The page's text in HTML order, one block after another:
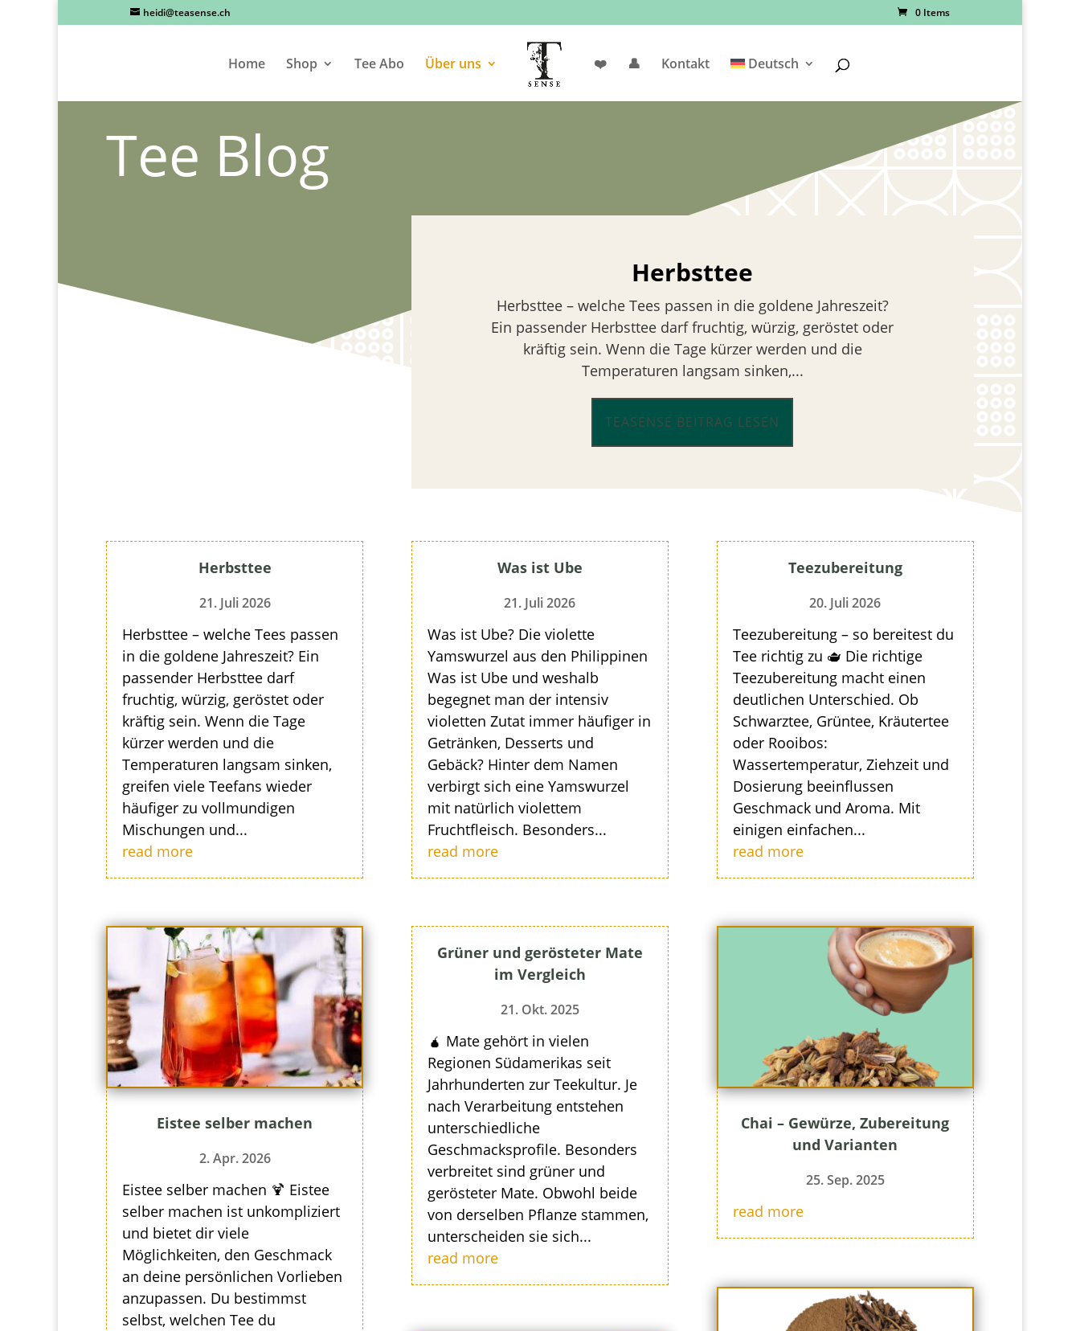
heidi@teasense.ch 0 Items
Home Shop Tee Abo Über uns ❤️ 👤 Kontakt Deutsch
Products
Tee Blog
Herbsttee
Herbsttee – welche Tees passen in die goldene Jahreszeit?
Ein passender Herbsttee darf fruchtig, würzig, geröstet oder
kräftig sein. Wenn die Tage kürzer werden und die
Temperaturen langsam sinken,...
TEASENSE BEITRAG LESEN
Herbsttee
21. Juli 2026
Herbsttee – welche Tees passen
in die goldene Jahreszeit? Ein
passender Herbsttee darf
fruchtig, würzig, geröstet oder
kräftig sein. Wenn die Tage
kürzer werden und die
Temperaturen langsam sinken,
greifen viele Teefans wieder
häufiger zu vollmundigen
Mischungen und...
read more
Eistee selber machen
2. Apr. 2026
Eistee selber machen 🍹 Eistee
selber machen ist unkompliziert
und bietet dir viele
Möglichkeiten, den Geschmack
an deine persönlichen Vorlieben
anzupassen. Du bestimmst
selbst, welchen Tee du
Was ist Ube
21. Juli 2026
Was ist Ube? Die violette
Yamswurzel aus den Philippinen
Was ist Ube und weshalb
begegnet man der intensiv
violetten Zutat immer häufiger in
Getränken, Desserts und
Gebäck? Hinter dem Namen
verbirgt sich eine Yamswurzel
mit natürlich violettem
Fruchtfleisch. Besonders...
read more
Grüner und gerösteter Mate
im Vergleich
21. Okt. 2025
🧉 Mate gehört in vielen
Regionen Südamerikas seit
Jahrhunderten zur Teekultur. Je
nach Verarbeitung entstehen
unterschiedliche
Geschmacksprofile. Besonders
verbreitet sind grüner und
gerösteter Mate. Obwohl beide
von derselben Pflanze stammen,
unterscheiden sie sich...
read more
Teezubereitung
20. Juli 2026
Teezubereitung – so bereitest du
Tee richtig zu 🫖 Die richtige
Teezubereitung macht einen
deutlichen Unterschied. Ob
Schwarztee, Grüntee, Kräutertee
oder Rooibos:
Wassertemperatur, Ziehzeit und
Dosierung beeinflussen
Geschmack und Aroma. Mit
einigen einfachen...
read more
Chai – Gewürze, Zubereitung
und Varianten
25. Sep. 2025
read more